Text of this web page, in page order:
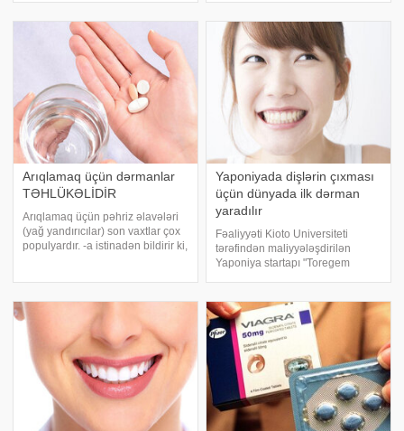
böyrək zədələnməsi riskini artırır.
-a istinadən xəbər veri
Pharmacology" elmi jurnalınd
Arıqlamaq üçün dərmanlar
TƏHLÜKƏLİDİR
Arıqlamaq üçün pəhriz əlavələri
(yağ yandırıcılar) son vaxtlar çox
populyardır. -a istinadən bildirir ki,
şəxs üçün fərdi olara
Yaponiyada dişlərin çıxması
üçün dünyada ilk dərman
yaradılır
Fəaliyyəti Kioto Universiteti
tərəfindən maliyyələşdirilən
Yaponiya startapı "Toregem
dişlərin böyüməsi üçün dünyada
ilk dərman yaratmaq
niyyətindədirlər. sonxəbər.az-
a istinadə